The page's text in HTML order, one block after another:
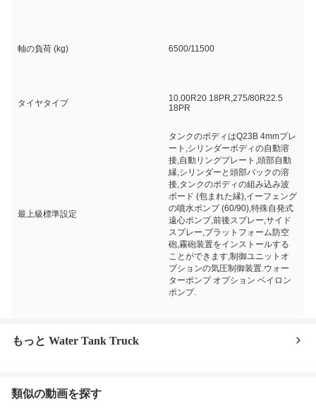
軸の負荷 (kg) 6500/11500
タイヤタイプ
10.00R20 18PR,275/80R22.5
18PR
最上級標準設定
タンクのボディはQ23B 4mmプレ
ート,シリンダーボディの自動溶
接,自動リングプレート,頭部自動
縁,シリンダーと頭部バックの溶
接,タンクのボディの組み込み波
ボード (包まれた縁),イーフェング
の噴水ポンプ (60/90),特殊自発式
遠心ポンプ,前後スプレー,サイド
スプレー,プラットフォーム防空
砲,霧砲装置をインストールする
ことができます,制御ユニットオ
プションの気圧制御装置.ウォー
ターポンプ オプション ベイロン
ポンプ.
もっと Water Tank Truck
類似の動画を探す